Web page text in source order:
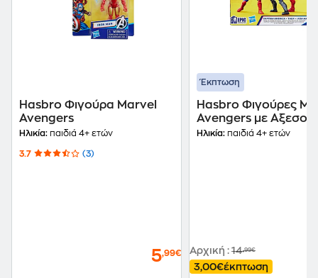
Hasbro Φιγούρα Marvel
Avengers
Ηλικία: παιδιά 4+ ετών
3.7 (3)
5,99€
Έκπτωση
Hasbro Φιγούρες
Avengers με
Τμχ (10cm)
Ηλικία: παιδιά 4+ ετών
Αρχική : 14,99€
3,00€έκπτωση